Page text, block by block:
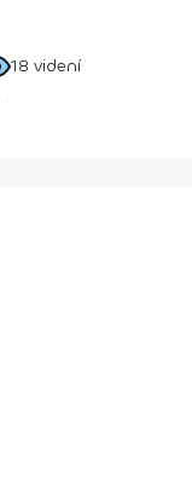
18 videní